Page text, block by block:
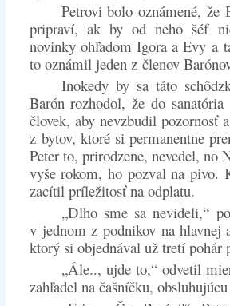
Petrovi bolo oznámené, že
pripraví, ak by od neho šéf
novinky ohľadom Igora a Evy a
to oznámil jeden z členov
Inokedy by sa táto
Barón rozhodol, že do
človek, aby nevzbudil pozornosť
z bytov, ktoré si permanentne
Peter to, prirodzene, nevedel,
vyše rokom, ho pozval na pivo.
zacítil príležitosť na odplatu.
„Dlho sme sa nevideli,“
v jednom z podnikov na hlavnej
ktorý si objednával už tretí pohár
„Ále.., ujde to,“ odvetil
zahľadel na čašníčku,